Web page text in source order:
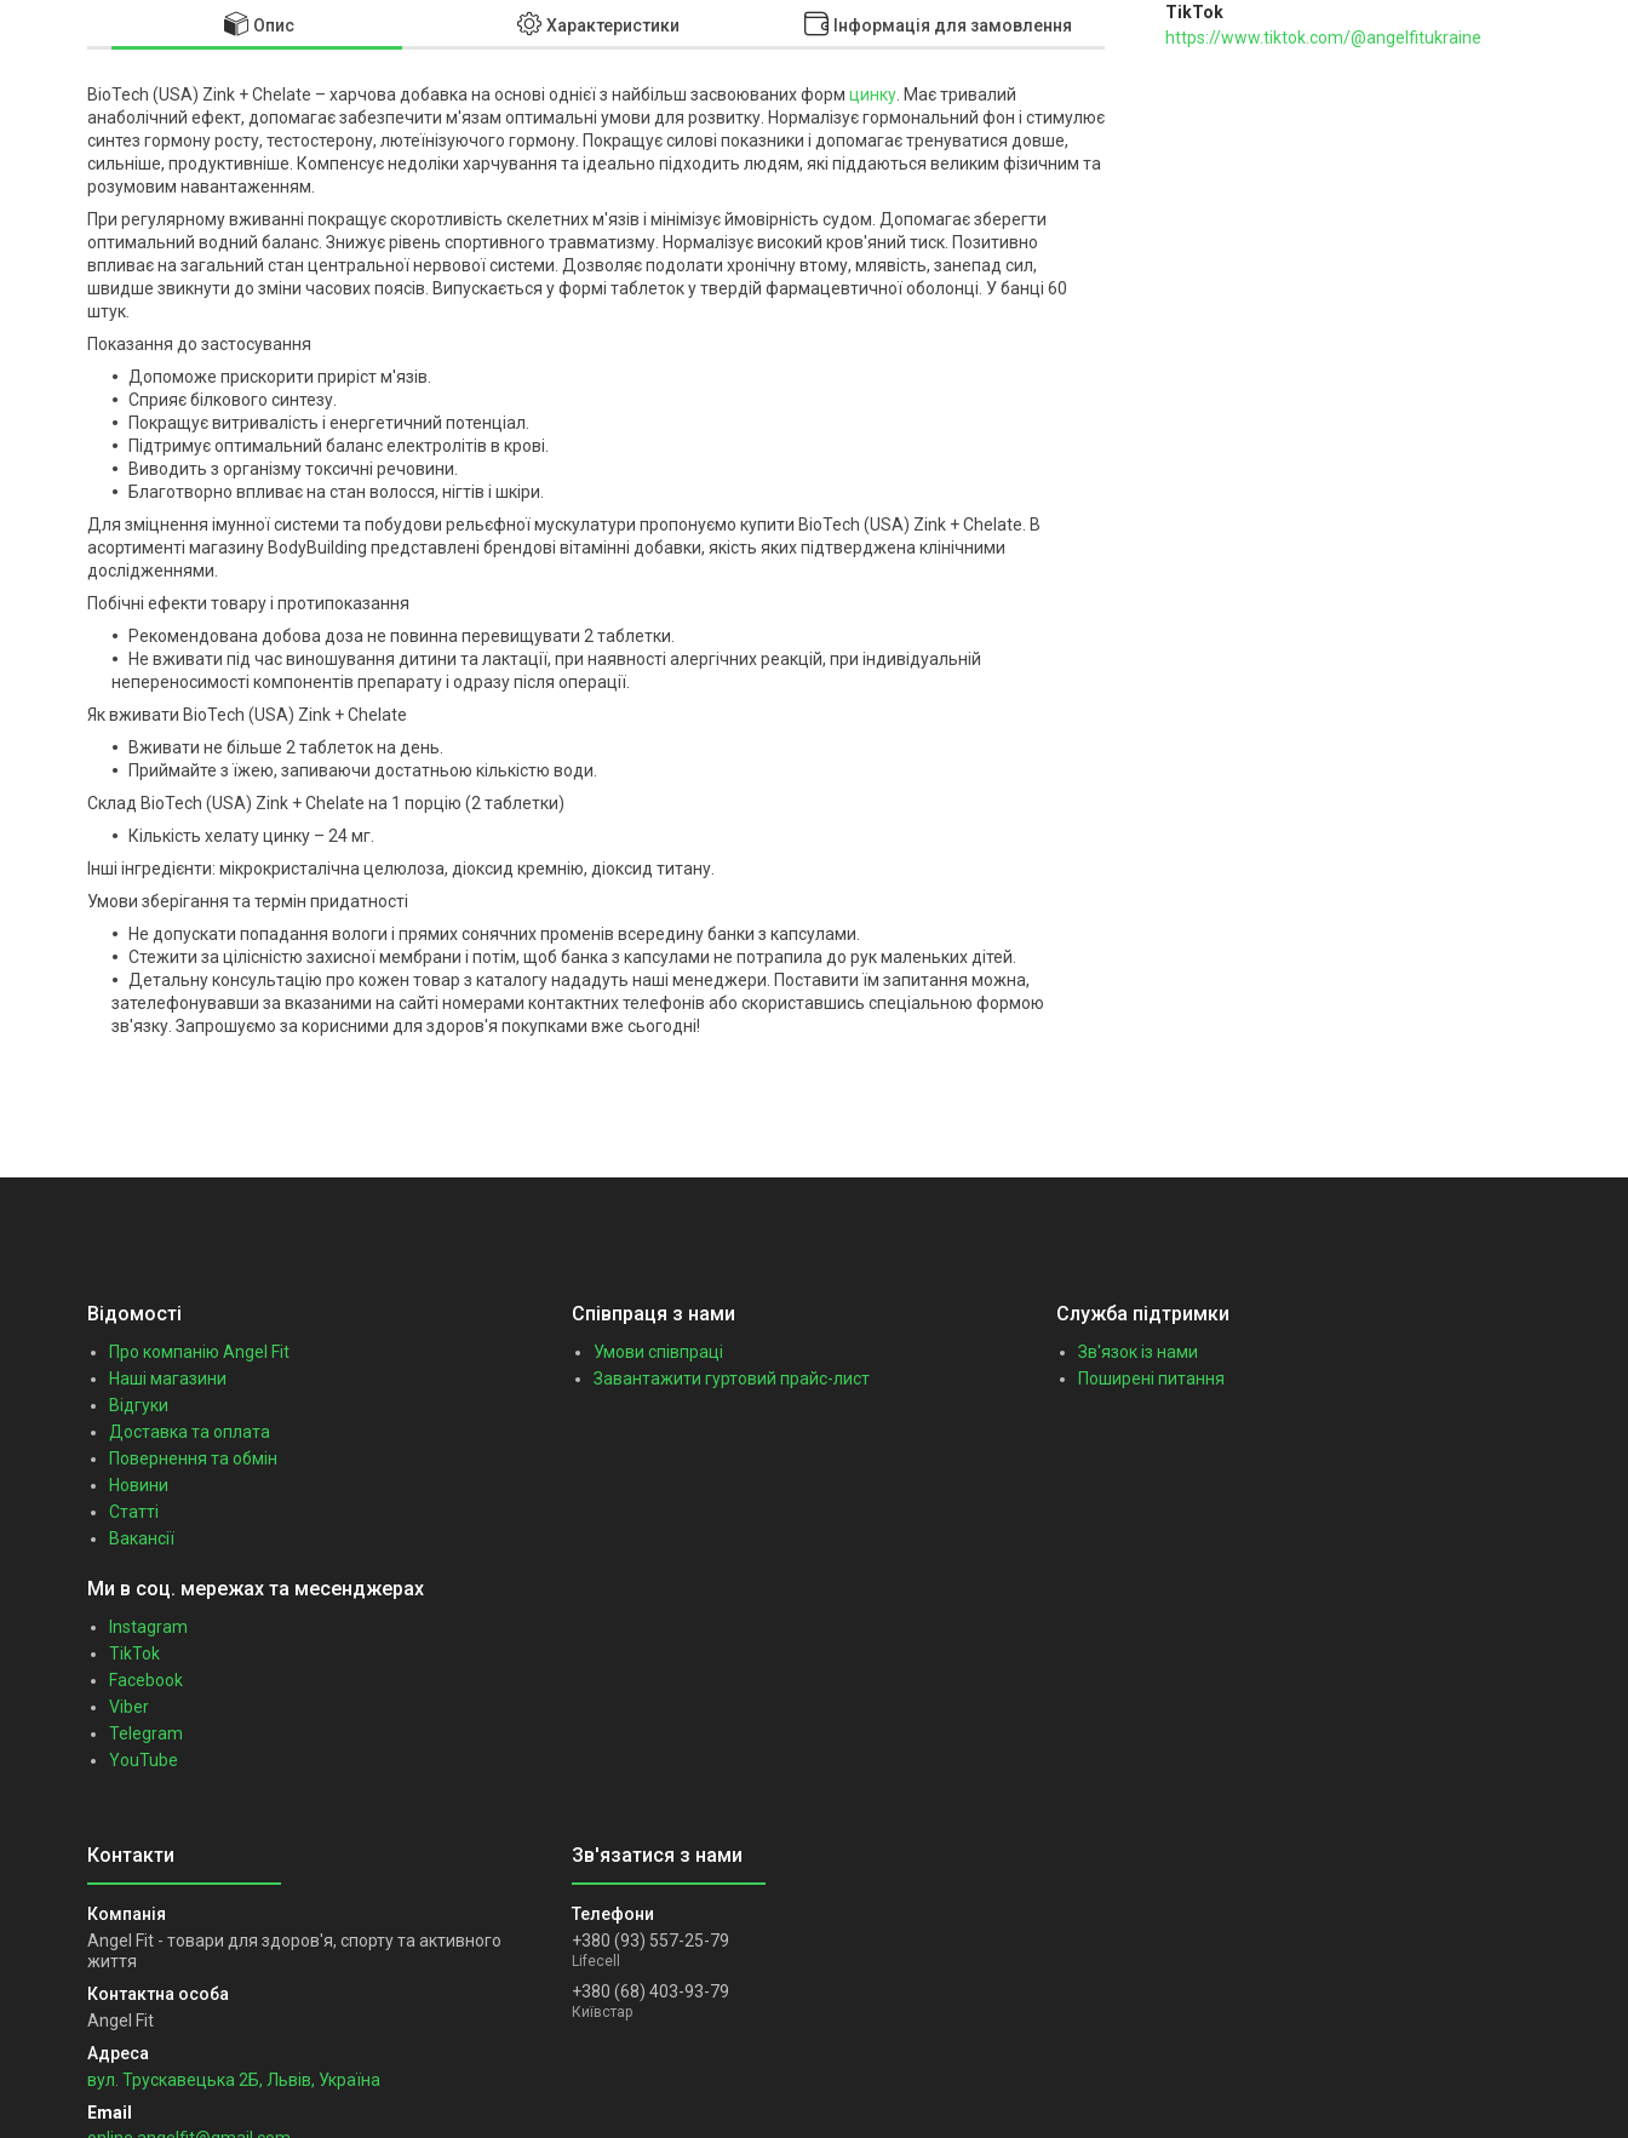
TikTok
https://www.tiktok.com/@angelfitukraine
Опис Характеристики Інформація для замовлення
BioTech (USA) Zink + Chelate – харчова добавка на основі однієї з найбільш засвоюваних форм цинку . Має тривалий
анаболічний ефект, допомагає забезпечити м'язам оптимальні умови для розвитку. Нормалізує гормональний фон і стимулює
синтез гормону росту, тестостерону, лютеїнізуючого гормону. Покращує силові показники і допомагає тренуватися довше,
сильніше, продуктивніше. Компенсує недоліки харчування та ідеально підходить людям, які піддаються великим фізичним та
розумовим навантаженням.
При регулярному вживанні покращує скоротливість скелетних м'язів і мінімізує ймовірність судом. Допомагає зберегти
оптимальний водний баланс. Знижує рівень спортивного травматизму. Нормалізує високий кров'яний тиск. Позитивно
впливає на загальний стан центральної нервової системи. Дозволяє подолати хронічну втому, млявість, занепад сил,
швидше звикнути до зміни часових поясів. Випускається у формі таблеток у твердій фармацевтичної оболонці. У банці 60
штук.
Показання до застосування
Допоможе прискорити приріст м'язів.
Сприяє білкового синтезу.
Покращує витривалість і енергетичний потенціал.
Підтримує оптимальний баланс електролітів в крові.
Виводить з організму токсичні речовини.
Благотворно впливає на стан волосся, нігтів і шкіри.
Для зміцнення імунної системи та побудови рельєфної мускулатури пропонуємо купити BioTech (USA) Zink + Chelate. В
асортименті магазину BodyВuilding представлені брендові вітамінні добавки, якість яких підтверджена клінічними
дослідженнями.
Побічні ефекти товару і протипоказання
Рекомендована добова доза не повинна перевищувати 2 таблетки.
Не вживати під час виношування дитини та лактації, при наявності алергічних реакцій, при індивідуальній
непереносимості компонентів препарату і одразу після операції.
Як вживати BioTech (USA) Zink + Chelate
Вживати не більше 2 таблеток на день.
Приймайте з їжею, запиваючи достатньою кількістю води.
Склад BioTech (USA) Zink + Chelate на 1 порцію (2 таблетки)
Кількість хелату цинку – 24 мг.
Інші інгредієнти: мікрокристалічна целюлоза, діоксид кремнію, діоксид титану.
Умови зберігання та термін придатності
Не допускати попадання вологи і прямих сонячних променів всередину банки з капсулами.
Стежити за цілісністю захисної мембрани і потім, щоб банка з капсулами не потрапила до рук маленьких дітей.
Детальну консультацію про кожен товар з каталогу нададуть наші менеджери. Поставити їм запитання можна,
зателефонувавши за вказаними на сайті номерами контактних телефонів або скориставшись спеціальною формою
зв'язку. Запрошуємо за корисними для здоров'я покупками вже сьогодні!
Відомості
Про компанію Angel Fit
Наші магазини
Відгуки
Доставка та оплата
Повернення та обмін
Новини
Статті
Вакансії
Співпраця з нами
Умови співпраці
Завантажити гуртовий прайс-лист
Служба підтримки
Зв'язок із нами
Поширені питання
Ми в соц. мережах та месенджерах
Instagram
TikTok
Facebook
Viber
Telegram
YouTube
Angel Fit - товари для здоров'я, спорту та активного
життя
Angel Fit
вул. Трускавецька 2Б, Львів, Україна
+380 (93) 557-25-79
Lifecell
+380 (68) 403-93-79
Київстар